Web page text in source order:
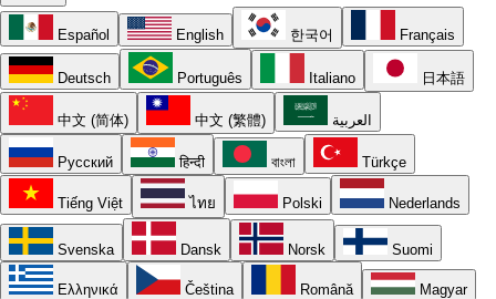
Español English 한국어 Français
Deutsch Português Italiano 日本語
中文 (简体) 中文 (繁體) العربية
Русский हिन्दी বাংলা Türkçe
Tiếng Việt ไทย Polski Nederlands
Svenska Dansk Norsk Suomi
Ελληνικά Čeština Română Magyar